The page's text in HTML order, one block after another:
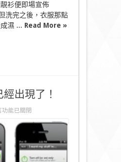
衫便即場宣佈
洗完之後，衣服那點
濕 ... Read More »
出現了！
功能已關閉